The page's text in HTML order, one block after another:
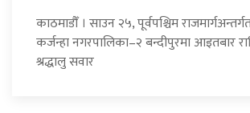
काठमाडौँ । साउन २५, पूर्वपश्चिम
कर्जन्हा नगरपालिका–२ बन्दीपुरमा आइतबार
श्रद्धालु सवार